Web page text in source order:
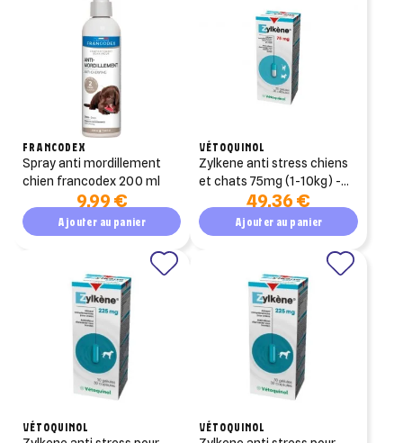
FRANCODEX
spray anti mordillement
chien francodex 200 ml
9,99 €
Ajouter au panier
VÉTOQUINOL
zylkene anti stress chiens
et chats 75mg (1-10kg) -
100 gellules49,36 €
Ajouter au panier
VÉTOQUINOL
VÉTOQUINOL